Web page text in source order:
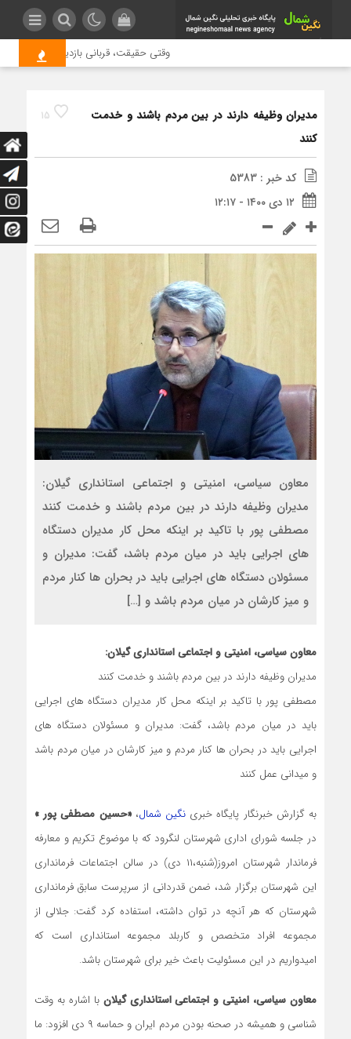
وقتی حقیقت، قربانی بازدید بیشتر می
15
مدیران وظیفه دارند در بین مردم باشند و خدمت
کنند
کد خبر : 5383
۱۲ دی ۱۴۰۰ - ۱۲:۱۷
معاون سیاسی، امنیتی و اجتماعی استانداری گیلان:
مدیران وظیفه دارند در بین مردم باشند و خدمت کنند
مصطفی پور با تاکید بر اینکه محل کار مدیران دستگاه
های اجرایی باید در میان مردم باشد، گفت: مدیران و
مسئولان دستگاه های اجرایی باید در بحران ها کنار مردم
و میز کارشان در میان مردم باشد و […]
معاون سیاسی، امنیتی و اجتماعی استانداری گیلان:
مدیران وظیفه دارند در بین مردم باشند و خدمت کنند
مصطفی پور با تاکید بر اینکه محل کار مدیران دستگاه های اجرایی
باید در میان مردم باشد، گفت: مدیران و مسئولان دستگاه های
اجرایی باید در بحران ها کنار مردم و میز کارشان در میان مردم باشد
و میدانی عمل کنند
به گزارش خبرنگار پایگاه خبری نگین شمال،«حسین مصطفی پور »
در جلسه شورای اداری شهرستان لنگرود که با موضوع تکریم و معارفه
فرماندار شهرستان امروز(شنبه،۱۱ دی) در سالن اجتماعات فرمانداری
این شهرستان برگزار شد، ضمن قدردانی از سرپرست سابق فرمانداری
شهرستان که هر آنچه در توان داشته، استفاده کرد گفت: جلالی از
مجموعه افراد متخصص و کاربلد مجموعه استانداری است که
امیدواریم در این مسئولیت باعث خیر برای شهرستان باشد.
معاون سیاسی، امنیتی و اجتماعی استانداری گیلان با اشاره به وقت
شناسی و همیشه در صحنه بودن مردم ایران و حماسه ۹ دی افزود: ما